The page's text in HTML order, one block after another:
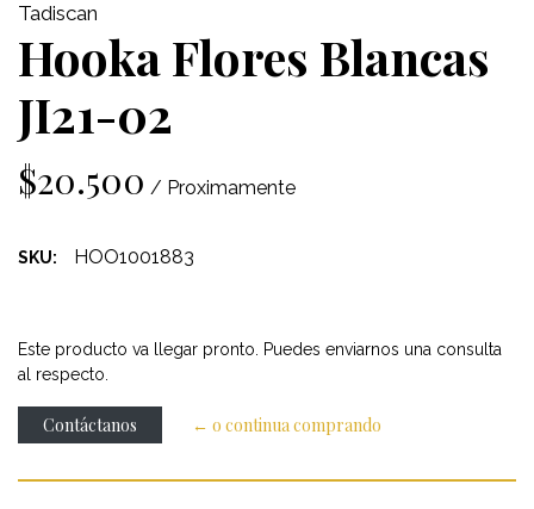
Tadiscan
Hooka Flores Blancas
JI21-02
$20.500 / Proximamente
SKU: HOO1001883
Este producto va llegar pronto. Puedes enviarnos una consulta
al respecto.
Contáctanos ← o continua comprando